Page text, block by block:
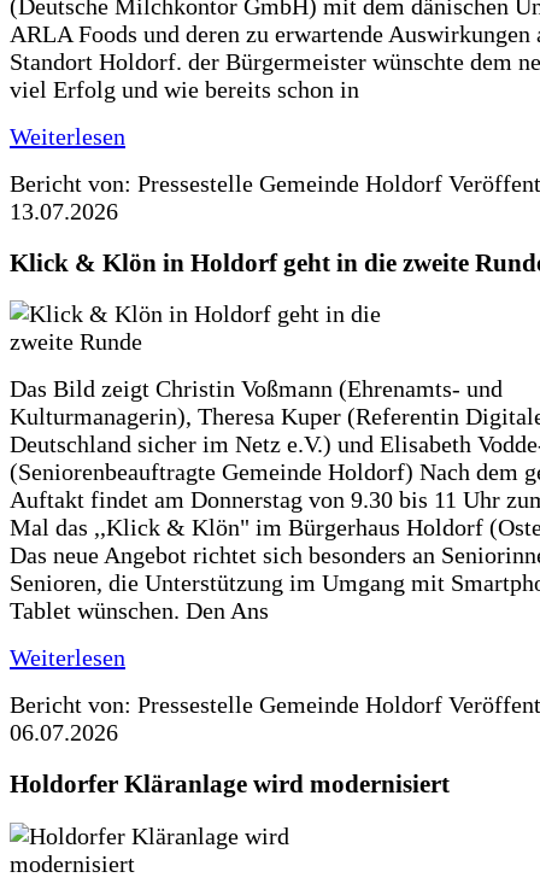
(Deutsche Milchkontor GmbH) mit dem dänischen
ARLA Foods und deren zu erwartende Auswirkungen
Standort Holdorf. der Bürgermeister wünschte dem
viel Erfolg und wie bereits schon in
Weiterlesen
Bericht von: Pressestelle Gemeinde Holdorf
13.07.2026
Klick & Klön in Holdorf geht in die zweite
Das Bild zeigt Christin Voßmann (Ehrenamts- und
Kulturmanagerin), Theresa Kuper (Referentin
Deutschland sicher im Netz e.V.) und Elisabeth
(Seniorenbeauftragte Gemeinde Holdorf) Nach dem
Auftakt findet am Donnerstag von 9.30 bis 11 Uhr
Mal das ,,Klick & Klön" im Bürgerhaus Holdorf
Das neue Angebot richtet sich besonders an
Senioren, die Unterstützung im Umgang mit
Tablet wünschen. Den Ans
Weiterlesen
Bericht von: Pressestelle Gemeinde Holdorf
06.07.2026
Holdorfer Kläranlage wird modernisiert